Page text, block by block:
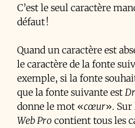
C’est le seul caractère
défaut !
Quand un caractère est
le caractère de la fonte
exemple, si la fonte
que la fonte suivante est
donne le mot «cœur». Sur
Web Procontient tous les